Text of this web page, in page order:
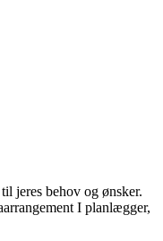
jeres behov og ønsker.
I planlægger,